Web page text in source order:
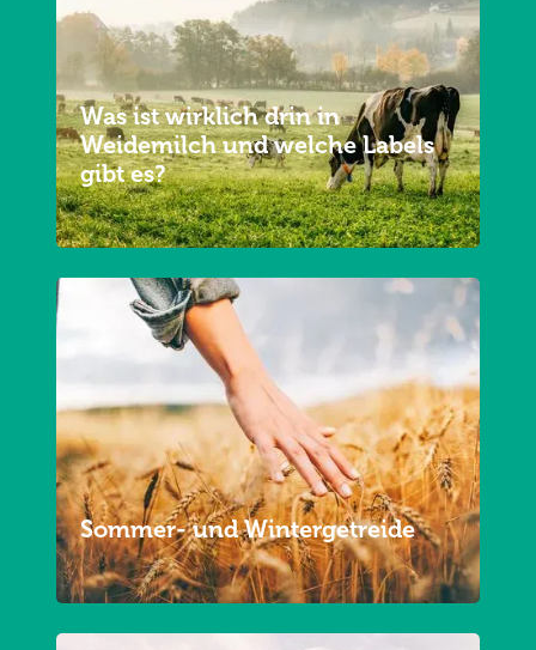
Was ist wirklich drin in
Weidemilch und welche Labels
gibt es?
Sommer- und Wintergetreide